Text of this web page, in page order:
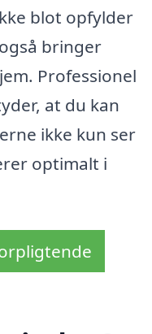
blot opfylder
bringer
Professionel
at du kan
ikke kun ser
optimalt i